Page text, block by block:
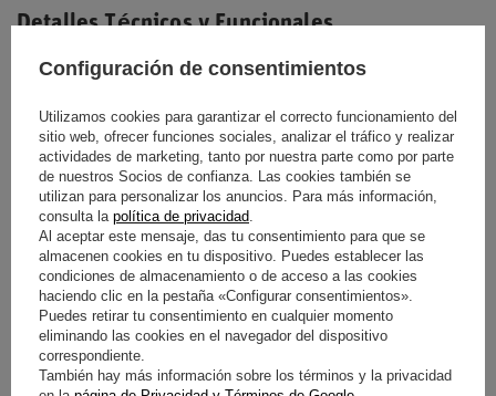
Detalles Técnicos y Funcionales
La estructura cuenta con puños y tobilleras de punto elástico
perneras se desplacen. Una banda elástica en la cintura
permite que el mono se ciña al cuerpo de forma natural,
ofreciendo flexibilidad en los movimientos del torso.
El cierre principal se realiza mediante una cremallera frontal
completa, complementada con un cierre de botón a presión
en el cuello para una seguridad adicional. El acabado mate
en blanco brillante se acentúa con detalles en gris carbón y
rojo, manteniendo una estética profesional y deportiva.
Configuración de consentimientos
Utilizamos cookies para garantizar el correcto funcionamiento del
sitio web, ofrecer funciones sociales, analizar el tráfico y realizar
actividades de marketing, tanto por nuestra parte como por parte
de nuestros Socios de confianza. Las cookies también se
utilizan para personalizar los anuncios. Para más información,
consulta la política de privacidad.
Al aceptar este mensaje, das tu consentimiento para que se
almacenen cookies en tu dispositivo. Puedes establecer las
condiciones de almacenamiento o de acceso a las cookies
haciendo clic en la pestaña «Configurar consentimientos».
Puedes retirar tu consentimiento en cualquier momento
eliminando las cookies en el navegador del dispositivo
correspondiente.
También hay más información sobre los términos y la privacidad